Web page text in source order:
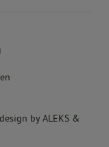
byALEKS &